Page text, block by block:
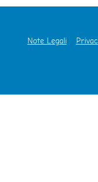
Note Legali